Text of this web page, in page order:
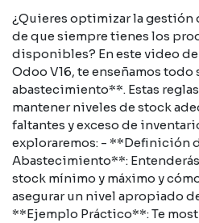
¿Quieres optimizar la gestión
de que siempre tienes los
disponibles? En este video
Odoo V16, te enseñamos
abastecimiento**. Estas
mantener niveles de stock
faltantes y exceso de
exploraremos: - **Definición
Abastecimiento**:
stock mínimo y máximo y
asegurar un nivel apropiado
**Ejemplo Práctico**: Te